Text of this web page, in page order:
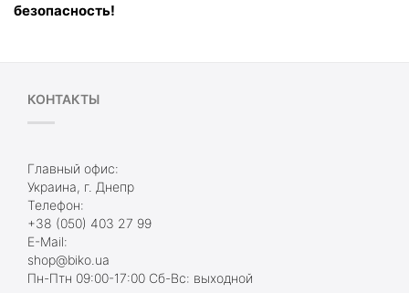
безопасность!
КОНТАКТЫ
Главный офис:
Украина, г. Днепр
Телефон:
+38 (050) 403 27 99
E-Mail:
shop@biko.ua
Пн-Птн 09:00-17:00 Сб-Вс: выходной